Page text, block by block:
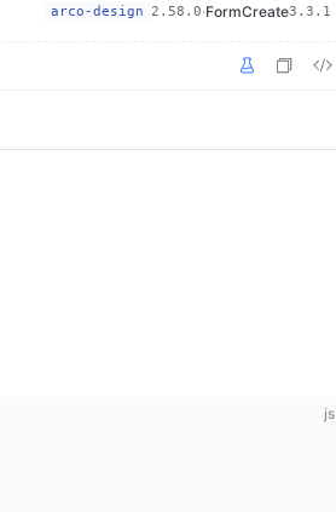
arco-design 2.58.0·FormCreate3.3.1
js